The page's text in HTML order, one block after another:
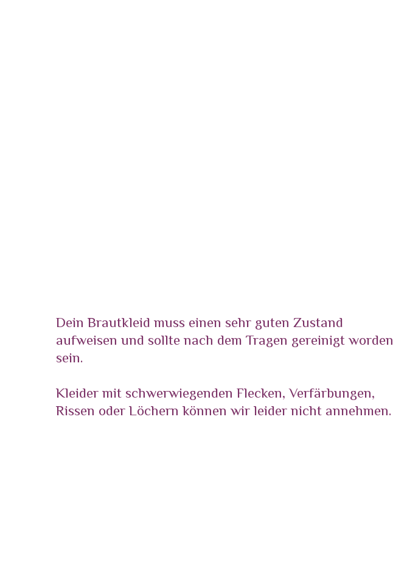
Dein Brautkleid muss einen sehr guten Zustand
aufweisen und sollte nach dem Tragen gereinigt worden
sein.
Kleider mit schwerwiegenden Flecken, Verfärbungen,
Rissen oder Löchern können wir leider nicht annehmen.